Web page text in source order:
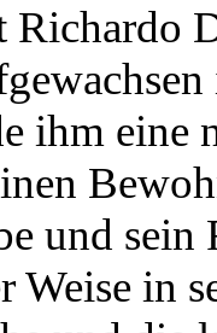
ihm eine
und sein
Weise in